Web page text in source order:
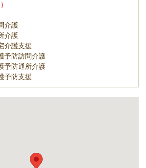
介護
介護
介護支援
予防訪問介護
予防通所介護
予防支援